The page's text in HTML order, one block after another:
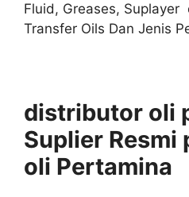
Fluid, Greases, Suplayer
Transfer Oils Dan Jenis
distributor oli
Suplier Resmi
oli Pertamina